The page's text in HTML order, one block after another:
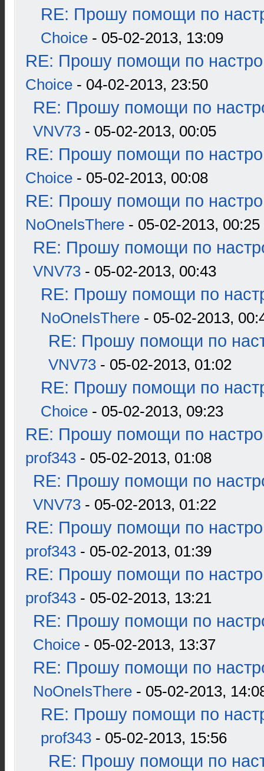
RE: Прошу помощи по
Choice - 05-02-2013, 13:09
RE: Прошу помощи по
Choice - 04-02-2013, 23:50
RE: Прошу помощи по
VNV73 - 05-02-2013, 00:05
RE: Прошу помощи по
Choice - 05-02-2013, 00:08
RE: Прошу помощи по
NoOneIsThere - 05-02-2013, 00:25
RE: Прошу помощи по
VNV73 - 05-02-2013, 00:43
RE: Прошу помощи по
NoOneIsThere - 05-02-2013,
RE: Прошу помощи по
VNV73 - 05-02-2013, 01:02
RE: Прошу помощи по
Choice - 05-02-2013, 09:23
RE: Прошу помощи по
prof343 - 05-02-2013, 01:08
RE: Прошу помощи по
VNV73 - 05-02-2013, 01:22
RE: Прошу помощи по
prof343 - 05-02-2013, 01:39
RE: Прошу помощи по
prof343 - 05-02-2013, 13:21
RE: Прошу помощи по
Choice - 05-02-2013, 13:37
RE: Прошу помощи по
NoOneIsThere - 05-02-2013,
RE: Прошу помощи по
prof343 - 05-02-2013, 15:56
RE: Прошу помощи по